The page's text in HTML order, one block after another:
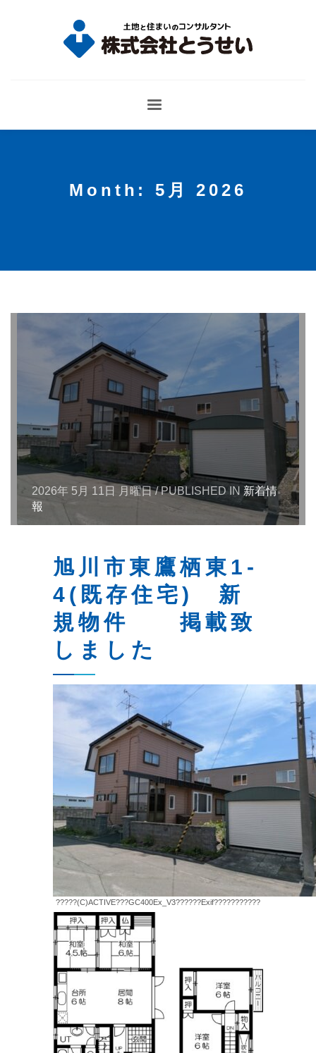
Month: 5月 2026
2026年 5月 11日 月曜日 / PUBLISHED IN 新着情
報
旭川市東鷹栖東1-
4(既存住宅) 新
規物件 掲載致
しました
?????(C)ACTIVE???GC400Ex_V3??????Exif???????????